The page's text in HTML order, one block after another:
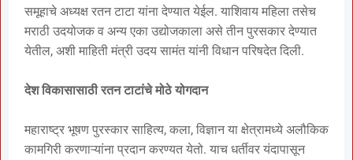
समूहाचे अध्यक्ष रतन टाटा यांना देण्यात येईल. याशिवाय महिला तसेच
मराठी उदयोजक व अन्य एका उद्योजकाला असे तीन पुरसकार देण्यात
येतील, अशी माहिती मंत्री उदय सामंत यांनी विधान परिषदेत दिली.
देश विकासासाठी रतन टाटांचे मोठे योगदान
महाराष्ट्र भूषण पुरस्कार साहित्य, कला, विज्ञान या क्षेत्रामध्ये अलौकिक
कामगिरी करणाऱ्यांना प्रदान करण्यत येतो. याच धर्तीवर यंदापासून